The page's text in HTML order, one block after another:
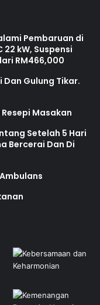
Pembaruan di
kW, Suspensi
RM466,000
Dan Gulung Tikar.
Masakan
Setelah 5 Hari
Bercerai Dan Di